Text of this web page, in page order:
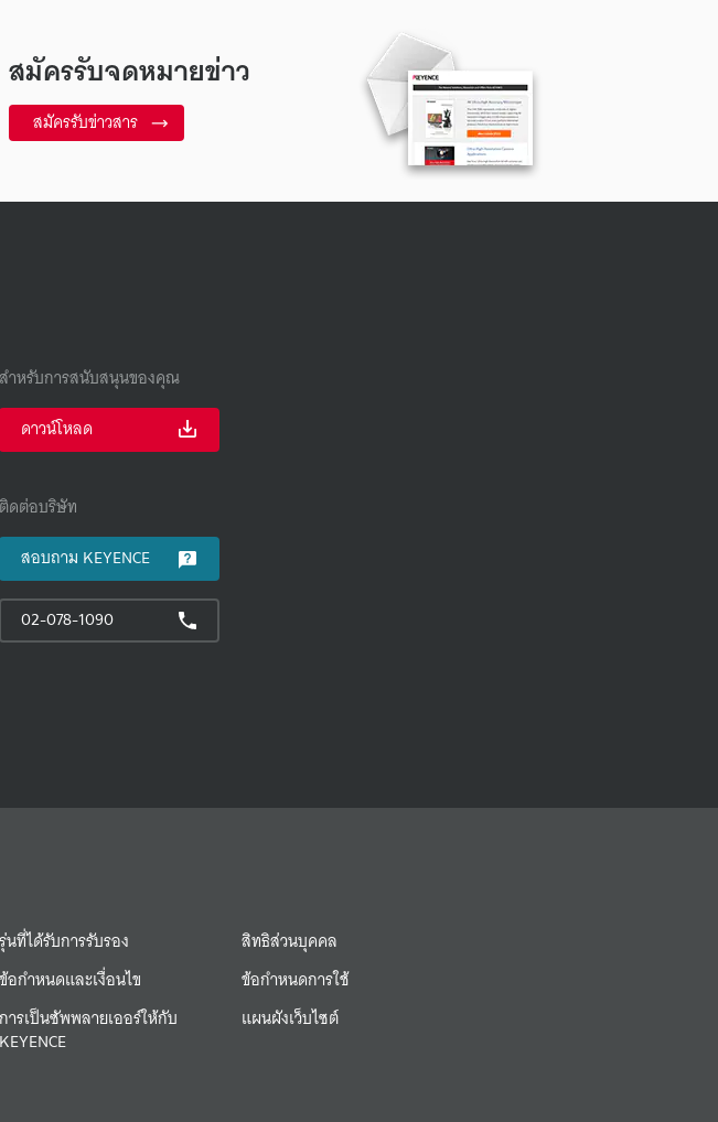
สมัครรับจดหมายข่าว
สมัครรับข่าวสาร
สำหรับการสนับสนุนของคุณ
ดาวน์โหลด
ติดต่อบริษัท
สอบถาม KEYENCE
02-078-1090
รุ่นที่ได้รับการรับรอง
สิทธิส่วนบุคคล
ข้อกำหนดและเงื่อนไข
ข้อกำหนดการใช้
การเป็นซัพพลายเออร์ให้กับ
KEYENCE
แผนผังเว็บไซต์